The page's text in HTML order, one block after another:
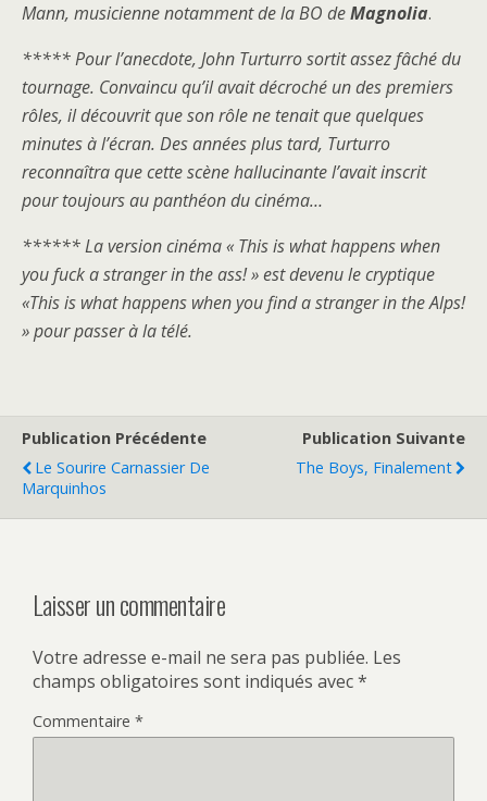
Mann, musicienne notamment de la BO deMagnolia.
***** Pour l’anecdote, John Turturro sortit assez fâché du
tournage. Convaincu qu’il avait décroché un des premiers
rôles, il découvrit que son rôle ne tenait que quelques
minutes à l’écran. Des années plus tard, Turturro
reconnaîtra que cette scène hallucinante l’avait inscrit
pour toujours au panthéon du cinéma…
****** La version cinéma « This is what happens when
you fuck a stranger in the ass! » est devenu le cryptique
«This is what happens when you find a stranger in the Alps!
» pour passer à la télé.
Publication Précédente
Le Sourire Carnassier De
Marquinhos
Publication Suivante
The Boys, Finalement
Laisser un commentaire
Votre adresse e-mail ne sera pas publiée. Les
champs obligatoires sont indiqués avec*
Commentaire *